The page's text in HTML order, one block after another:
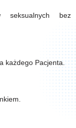
seksualnych bez
każdego Pacjenta.